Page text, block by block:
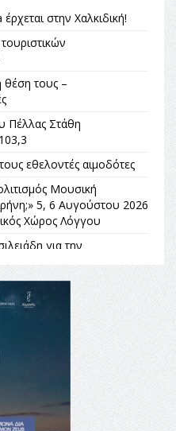
στην Χαλκιδική!
θέση τους –
Πέλλας Στάθη
εθελοντές αιμοδότες
Μουσική
5, 6 Αυγούστου 2026
Χώρος Λόγγου
για την
«Σε τέτοιες κορυφαίες
μόνο η ευθύνη απέναντι
στον δεύτερο γύρο του
Κατάλογο Παγκόσμιας
Ομόφωνη η απόφαση Ο
και πολιτιστικό
αξίας για την